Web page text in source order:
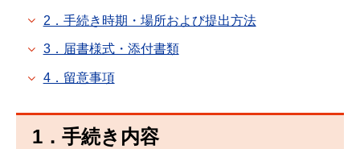
2．手続き時期・場所および提出方法
3．届書様式・添付書類
4．留意事項
1．手続き内容